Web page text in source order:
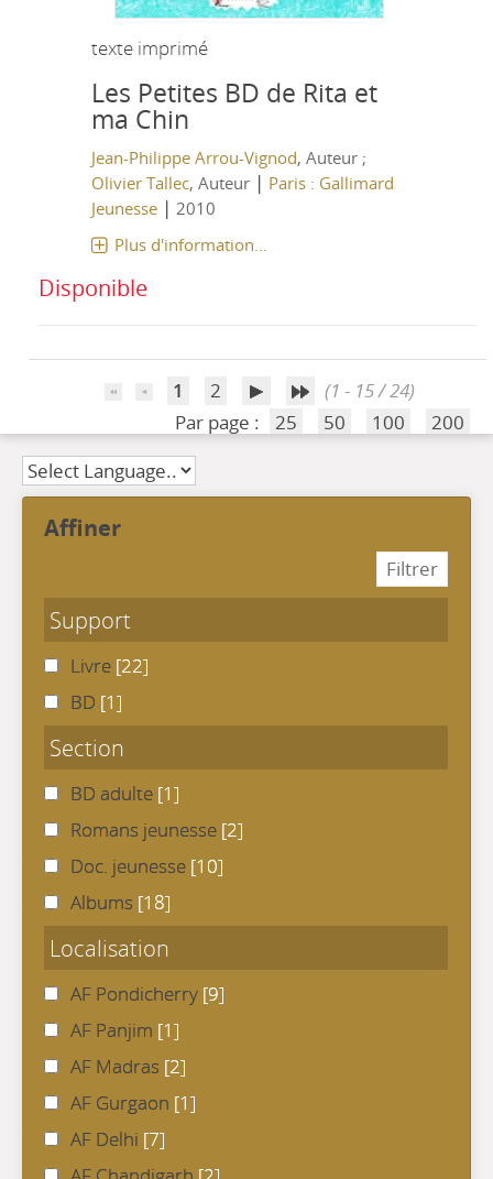
texte imprimé
Les Petites BD de Rita et
ma Chin
Jean-Philippe Arrou-Vignod, Auteur ;
Olivier Tallec, Auteur | Paris : Gallimard
Jeunesse| 2010
Plus d'information...
Disponible
1 2
(1 - 15 / 24)
Par page :
25 50 100 200
affiner
Support
Livre [22]
BD [1]
Section
BD adulte [1]
Romans jeunesse [2]
Doc. jeunesse [10]
Albums [18]
Localisation
AF Pondicherry [9]
AF Panjim [1]
AF Madras [2]
AF Gurgaon [1]
AF Delhi [7]